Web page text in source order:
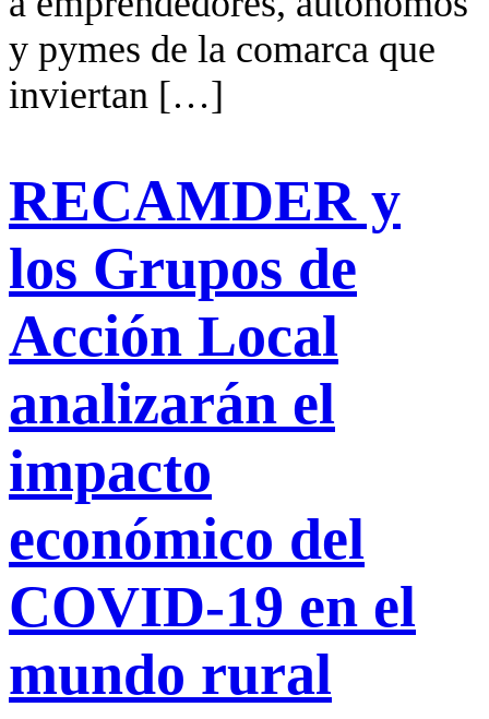
y pymes de la comarca que
inviertan […]
RECAMDER y
los Grupos de
Acción Local
analizarán el
impacto
económico del
COVID-19 en el
mundo rural